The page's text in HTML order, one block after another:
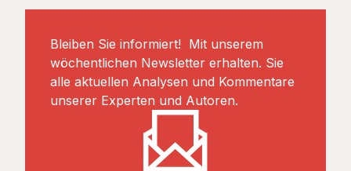
Bleiben Sie informiert! Mit unserem
wöchentlichen Newsletter erhalten. Sie
alle aktuellen Analysen und Kommentare
unserer Experten und Autoren.